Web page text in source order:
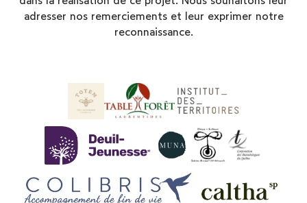
adresser nos remerciements et leur exprimer notre
reconnaissance.